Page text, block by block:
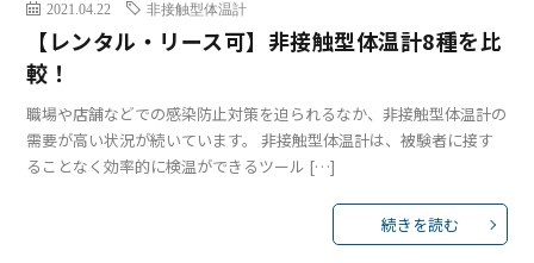
2021.04.22 非接触型体温計
【レンタル・リース可】非接触型体温計8種を比
較！
職場や店舗などでの感染防止対策を迫られるなか、非接触型体温計の
需要が高い状況が続いています。 非接触型体温計は、被験者に接す
ることなく効率的に検温ができるツール […]
続きを読む